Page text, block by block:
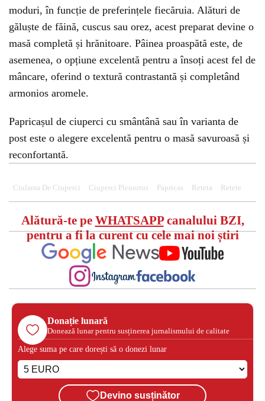
moduri, în funcție de preferințele fiecăruia. Alături de
găluște de făină, cuscus sau orez, acest preparat devine o
masă completă și hrănitoare. Pâinea proaspătă este, de
asemenea, o opțiune excelentă pentru a însoți acest fel de
mâncare, oferind o textură contrastantă și completând
armonios aromele.
Papricașul de ciuperci cu smântână sau în varianta de
post este o alegere excelentă pentru o masă savuroasă și
reconfortantă.
Ciulama De Ciuperci Ciuperci Pleurotus Papricas Reteta Retete
Alătură-te pe WHATSAPPcanalului BZI,
pentru a fi la curent cu cele mai noi știri
Donație lunară
Donează lunar pentru susținerea jurnalismului de calitate
Alege suma pe care dorești să o donezi lunar
Devino susținător